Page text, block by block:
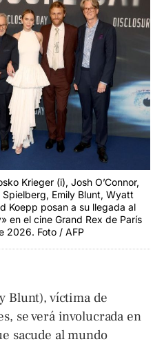
Krieger (i), Josh O’Connor,
Emily Blunt, Wyatt
Koepp posan a su llegada al
en el cine Grand Rex de París
2026. Foto / AFP
Blunt), víctima de
se verá involucrada en
sacude al mundo